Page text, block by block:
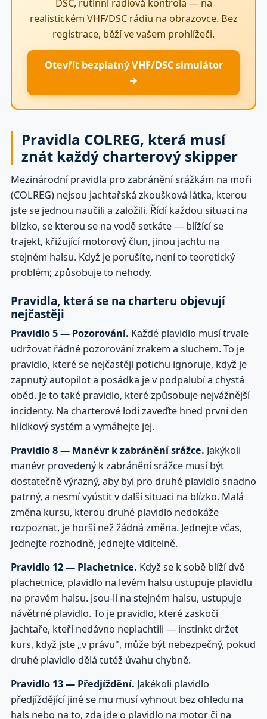
DSC, rutinní radiová kontrola — na
realistickém VHF/DSC rádiu na obrazovce. Bez
registrace, běží ve vašem prohlížeči.
Otevřít bezplatný VHF/DSC simulátor
→
Pravidla COLREG, která musí
znát každý charterový skipper
Mezinárodní pravidla pro zabránění srážkám na moři
(COLREG) nejsou jachtařská zkoušková látka, kterou
jste se jednou naučili a založili. Řídí každou situaci na
blízko, se kterou se na vodě setkáte — blížící se
trajekt, křižující motorový člun, jinou jachtu na
stejném halsu. Když je porušíte, není to teoretický
problém; způsobuje to nehody.
Pravidla, která se na charteru objevují
nejčastěji
Pravidlo 5 — Pozorování. Každé plavidlo musí trvale
udržovat řádné pozorování zrakem a sluchem. To je
pravidlo, které se nejčastěji potichu ignoruje, když je
zapnutý autopilot a posádka je v podpalubí a chystá
oběd. Je to také pravidlo, které způsobuje nejvážnější
incidenty. Na charterové lodi zaveďte hned první den
hlídkový systém a vymáhejte jej.
Pravidlo 8 — Manévr k zabránění srážce. Jakýkoli
manévr provedený k zabránění srážce musí být
dostatečně výrazný, aby byl pro druhé plavidlo snadno
patrný, a nesmí vyústit v další situaci na blízko. Malá
změna kursu, kterou druhé plavidlo nedokáže
rozpoznat, je horší než žádná změna. Jednejte včas,
jednejte rozhodně, jednejte viditelně.
Pravidlo 12 — Plachetnice. Když se k sobě blíží dvě
plachetnice, plavidlo na levém halsu ustupuje plavidlu
na pravém halsu. Jsou-li na stejném halsu, ustupuje
návětrné plavidlo. To je pravidlo, které zaskočí
jachtaře, kteří nedávno neplachtili — instinkt držet
kurs, když jste „v právu", může být nebezpečný, pokud
druhé plavidlo dělá tutéž úvahu chybně.
Pravidlo 13 — Předjíždění. Jakékoli plavidlo
předjíždějící jiné se mu musí vyhnout bez ohledu na
hals nebo na to, zda jde o plavidlo na motor či na